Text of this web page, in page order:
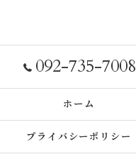
092-735-7008
ホーム
プライバシーポリシー